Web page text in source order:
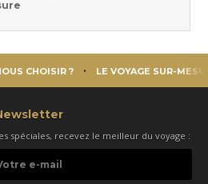
CHOISIR ? LE VOYAGE SUR-
spéciales, recevez le meilleur du voyage :